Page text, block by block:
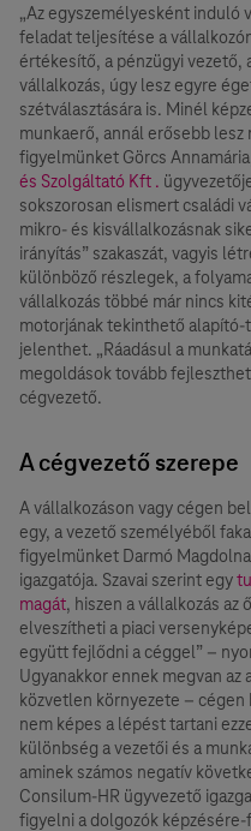
„Az egyszemélyesként induló
feladat teljesítése a
értékesítő, a pénzügyi vezető,
vállalkozás, úgy lesz egyre
szétválasztására is. Minél
munkaerő, annál erősebb lesz
figyelmünket Görcs
és Szolgáltató Kft .
sokszorosan elismert családi
mikro- és kisvállalkozásnak
irányítás” szakaszát, vagyis
különböző részlegek, a
vállalkozás többé már nincs
motorjának tekinthető
jelenthet. „Ráadásul a
megoldások tovább
cégvezető.
A cégvezető szerepe
A vállalkozáson vagy cégen
egy, a vezető személyéből
figyelmünket Darmó
igazgatója. Szavai szerint egy
magát, hiszen a vállalkozás
elveszítheti a piaci
együtt fejlődni a céggel” –
Ugyanakkor ennek megvan az
közvetlen környezete – cégen
nem képes a lépést tartani
különbség a vezetői és a
aminek számos negatív
Consilum-HR ügyvezető
figyelni a dolgozók